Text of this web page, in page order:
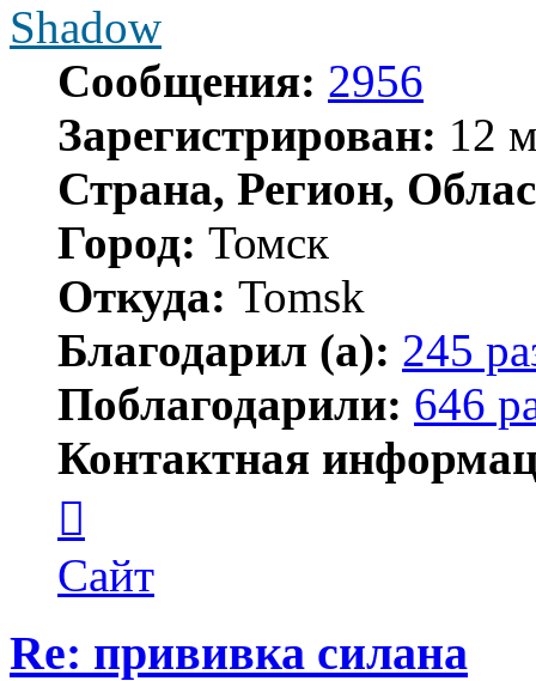
Shadow
Сообщения: 2956
Зарегистрирован: 12
Страна, Регион,
Город: Томск
Откуда: Tomsk
Благодарил (а): 245
Поблагодарили: 646
Контактная
пользователя
Shadow
Сайт
Re: прививка силана